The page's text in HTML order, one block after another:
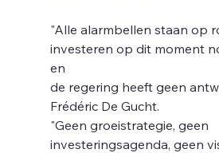
"Alle alarmbellen staan op
investeren op dit moment
en
de regering heeft geen
Frédéric De Gucht.
"Geen groeistrategie, geen
investeringsagenda, geen